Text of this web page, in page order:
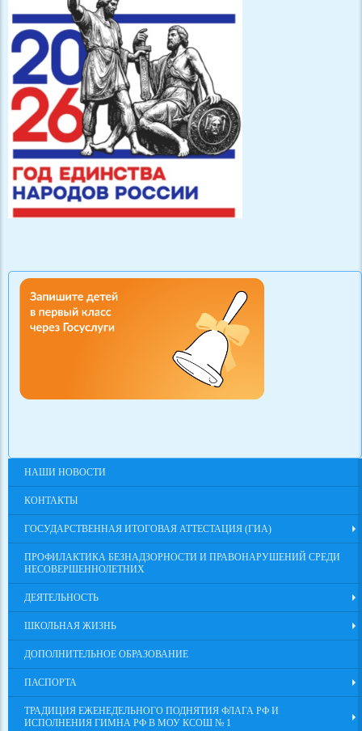
НАШИ НОВОСТИ
КОНТАКТЫ
ГОСУДАРСТВЕННАЯ ИТОГОВАЯ АТТЕСТАЦИЯ (ГИА)
ПРОФИЛАКТИКА БЕЗНАДЗОРНОСТИ И ПРАВОНАРУШЕНИЙ СРЕДИ
НЕСОВЕРШЕННОЛЕТНИХ
ДЕЯТЕЛЬНОСТЬ
ШКОЛЬНАЯ ЖИЗНЬ
ДОПОЛНИТЕЛЬНОЕ ОБРАЗОВАНИЕ
ПАСПОРТА
ТРАДИЦИЯ ЕЖЕНЕДЕЛЬНОГО ПОДНЯТИЯ ФЛАГА РФ И
ИСПОЛНЕНИЯ ГИМНА РФ В МОУ КСОШ № 1